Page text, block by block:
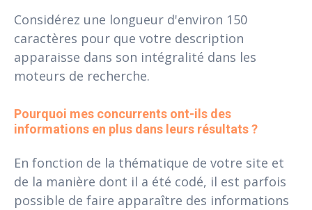
Considérez une longueur d'environ 150
caractères pour que votre description
apparaisse dans son intégralité dans les
moteurs de recherche.
Pourquoi mes concurrents ont-ils des
informations en plus dans leurs résultats ?
En fonction de la thématique de votre site et
de la manière dont il a été codé, il est parfois
possible de faire apparaître des informations